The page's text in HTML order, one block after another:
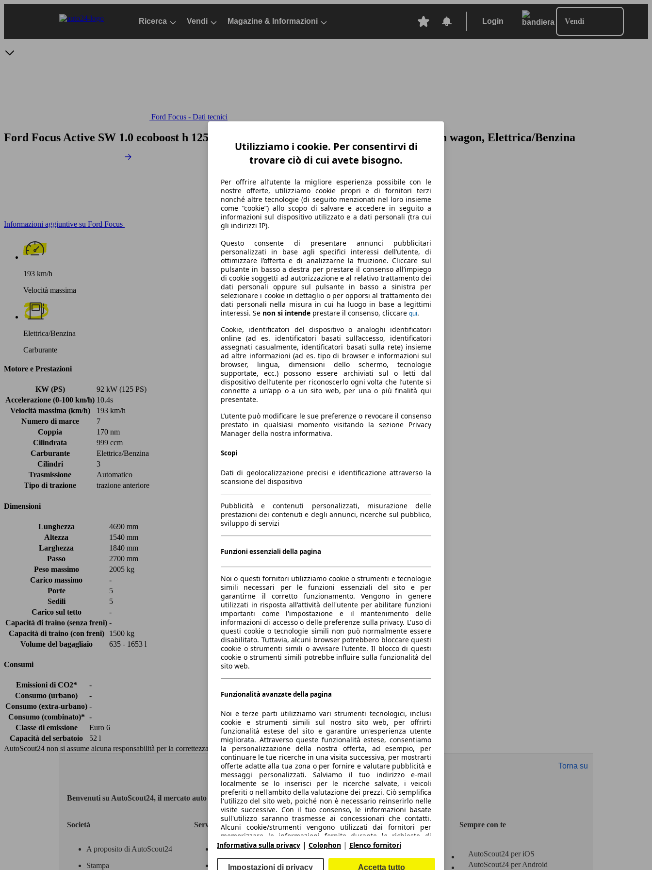
Ricerca Vendi Magazine & Informazioni Login Vendi
Ford Focus - Dati tecnici
Ford Focus Active SW 1.0 ecoboost h 125cv powershift Active 2022 SW, Dal 2021, Station wagon, Elettrica/Benzina
Informazioni aggiuntive su Ford Focus
193 km/h
Velocità massima
Elettrica/Benzina
Carburante
Motore e Prestazioni
KW (PS)
92 kW (125 PS)
Accelerazione (0-100 km/h) 10.4s
Velocità massima (km/h)
193 km/h
Numero di marce
7
Coppia
170 nm
Cilindrata
999 ccm
Carburante
Elettrica/Benzina
Cilindri
3
Trasmissione
Automatico
Tipo di trazione
trazione anteriore
Dimensioni
Lunghezza
4690 mm
Altezza
1540 mm
Larghezza
1840 mm
Passo
2700 mm
Peso massimo
2005 kg
Carico massimo
-
Porte
5
Sedili
5
Carico sul tetto
-
Capacità di traino (senza freni) -
Capacità di traino (con freni)
1500 kg
Volume del bagagliaio
635 - 1653 l
Consumi
Emissioni di CO2*
-
Consumo (urbano)
-
Consumo (extra-urbano) -
Consumo (combinato)* -
Classe di emissione
Euro 6
Capacità del serbatoio
52 l
AutoScout24 non si assume alcuna responsabilità per la correttezza dei dati.
Torna su
Benvenuti su AutoScout24, il mercato auto europeo.
Società
A proposito di AutoScout24
Stampa
Servizi
Contatti
Marche e modelli
Area rivenditori
Servizi per i dealer
Sempre con te
AutoScout24 per iOS
AutoScout24 per Android
Utilizziamo i cookie. Per consentirvi di
trovare ciò di cui avete bisogno.
Per offrire all’utente la migliore esperienza possibile con le
nostre offerte, utilizziamo cookie propri e di fornitori terzi
nonché altre tecnologie (di seguito menzionati nel loro insieme
come “cookie”) allo scopo di salvare e accedere in seguito a
informazioni sul dispositivo utilizzato e a dati personali (tra cui
gli indirizzi IP).
Questo consente di presentare annunci pubblicitari
personalizzati in base agli specifici interessi dell’utente, di
ottimizzare l’offerta e di analizzarne la fruizione. Cliccare sul
pulsante in basso a destra per prestare il consenso all’impiego
di cookie soggetti ad autorizzazione e al relativo trattamento dei
dati personali oppure sul pulsante in basso a sinistra per
selezionare i cookie in dettaglio o per opporsi al trattamento dei
dati personali nella misura in cui ha luogo in base a legittimi
interessi. Se non si intende prestare il consenso, cliccare qui.
Cookie, identificatori del dispositivo o analoghi identificatori
online (ad es. identificatori basati sull’accesso, identificatori
assegnati casualmente, identificatori basati sulla rete) insieme
ad altre informazioni (ad es. tipo di browser e informazioni sul
browser, lingua, dimensioni dello schermo, tecnologie
supportate, ecc.) possono essere archiviati sul o letti dal
dispositivo dell’utente per riconoscerlo ogni volta che l’utente si
connette a un’app o a un sito web, per una o più finalità qui
presentate.
L’utente può modificare le sue preferenze o revocare il consenso
prestato in qualsiasi momento visitando la sezione Privacy
Manager della nostra informativa.
Scopi
Dati di geolocalizzazione precisi e identificazione attraverso la
scansione del dispositivo
Pubblicità e contenuti personalizzati, misurazione delle
prestazioni dei contenuti e degli annunci, ricerche sul pubblico,
sviluppo di servizi
Funzioni essenziali della pagina
Noi o questi fornitori utilizziamo cookie o strumenti e tecnologie
simili necessari per le funzioni essenziali del sito e per
garantirne il corretto funzionamento. Vengono in genere
utilizzati in risposta all'attività dell'utente per abilitare funzioni
importanti come l'impostazione e il mantenimento delle
informazioni di accesso o delle preferenze sulla privacy. L'uso di
questi cookie o tecnologie simili non può normalmente essere
disabilitato. Tuttavia, alcuni browser potrebbero bloccare questi
cookie o strumenti simili o avvisare l'utente. Il blocco di questi
cookie o strumenti simili potrebbe influire sulla funzionalità del
sito web.
Funzionalità avanzate della pagina
Noi e terze parti utilizziamo vari strumenti tecnologici, inclusi
cookie e strumenti simili sul nostro sito web, per offrirti
funzionalità estese del sito e garantire un'esperienza utente
migliorata. Attraverso queste funzionalità estese, consentiamo
la personalizzazione della nostra offerta, ad esempio, per
continuare le tue ricerche in una visita successiva, per mostrarti
offerte adatte alla tua zona o per fornire e valutare pubblicità e
messaggi personalizzati. Salviamo il tuo indirizzo e-mail
localmente se lo inserisci per le ricerche salvate, i veicoli
preferiti o nell'ambito della valutazione dei prezzi. Ciò semplifica
l'utilizzo del sito web, poiché non è necessario reinserirlo nelle
visite successive. Con il tuo consenso, le informazioni basate
sull'utilizzo saranno trasmesse ai concessionari che contatti.
Alcuni cookie/strumenti vengono utilizzati dai fornitori per
memorizzare le informazioni fornite durante le richieste di
finanziamento per 30 giorni e per riutilizzarle automaticamente
finanziamento. Senza l'utilizzo di tali cookie/strumenti, tali
Informativa sulla privacy | Colophon | Elenco fornitori
Impostazioni di privacy Accetta tutto